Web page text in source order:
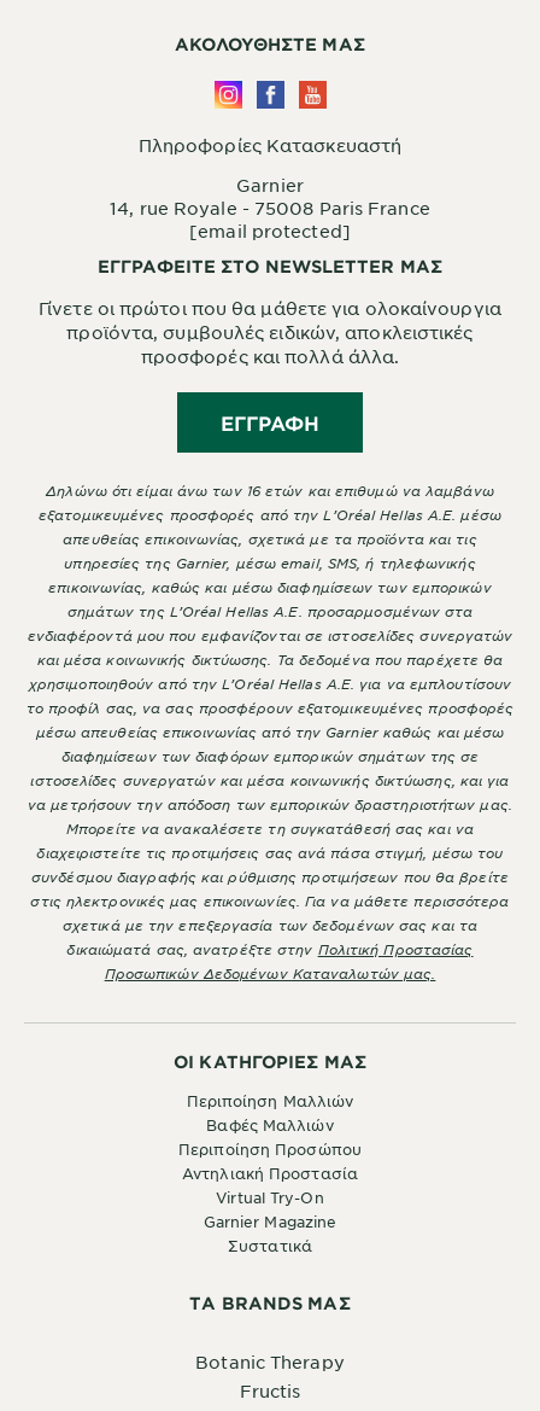
ΟΙ ΚΑΤΗΓΟΡΙΕΣ ΜΑΣ
Περιποίηση Μαλλιών
Βαφές Μαλλιών
Περιποίηση Προσώπου
Αντηλιακή Προστασία
Virtual Try-On
Garnier Magazine
Συστατικά
ΤA BRANDS ΜΑΣ
Botanic Therapy
Fructis
ΑΚΟΛΟΥΘHΣΤΕ ΜΑΣ
Πληροφορίες Κατασκευαστή
Garnier
14, rue Royale - 75008 Paris France
[email protected]
ΕΓΓΡΑΦΕΙΤΕ ΣΤΟ NEWSLETTER ΜΑΣ
Γίνετε οι πρώτοι που θα μάθετε για ολοκαίνουργια
προϊόντα, συμβουλές ειδικών, αποκλειστικές
προσφορές και πολλά άλλα.
ΕΓΓΡΑΦΉ
Δηλώνω ότι είμαι άνω των 16 ετών και επιθυμώ να λαμβάνω
εξατομικευμένες προσφορές από την L’Oréal Hellas A.E. μέσω
απευθείας επικοινωνίας, σχετικά με τα προϊόντα και τις
υπηρεσίες της Garnier, μέσω email, SMS, ή τηλεφωνικής
επικοινωνίας, καθώς και μέσω διαφημίσεων των εμπορικών
σημάτων της L’Oréal Hellas A.E. προσαρμοσμένων στα
ενδιαφέροντά μου που εμφανίζονται σε ιστοσελίδες συνεργατών
και μέσα κοινωνικής δικτύωσης. Τα δεδομένα που παρέχετε θα
χρησιμοποιηθούν από την L’Oréal Hellas A.E. για να εμπλουτίσουν
το προφίλ σας, να σας προσφέρουν εξατομικευμένες προσφορές
μέσω απευθείας επικοινωνίας από την Garnier καθώς και μέσω
διαφημίσεων των διαφόρων εμπορικών σημάτων της σε
ιστοσελίδες συνεργατών και μέσα κοινωνικής δικτύωσης, και για
να μετρήσουν την απόδοση των εμπορικών δραστηριοτήτων μας.
Μπορείτε να ανακαλέσετε τη συγκατάθεσή σας και να
διαχειριστείτε τις προτιμήσεις σας ανά πάσα στιγμή, μέσω του
συνδέσμου διαγραφής και ρύθμισης προτιμήσεων που θα βρείτε
στις ηλεκτρονικές μας επικοινωνίες. Για να μάθετε περισσότερα
σχετικά με την επεξεργασία των δεδομένων σας και τα
δικαιώματά σας, ανατρέξτε στην Πολιτική Προστασίας
Προσωπικών Δεδομένων Καταναλωτών μας.